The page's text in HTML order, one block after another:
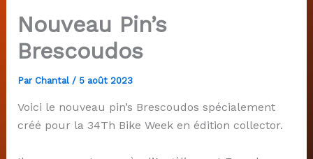
Nouveau Pin’s
Brescoudos
Par Chantal / 5 août 2023
Voici le nouveau pin’s Brescoudos spécialement
créé pour la 34Th Bike Week en édition collector.